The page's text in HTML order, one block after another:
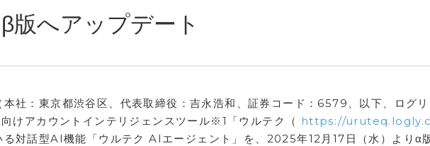
版へアップデート
本社：東京都渋谷区、代表取締役：吉永浩和、証券コード：6579、以下、ログ
けアカウントインテリジェンスツール※1「ウルテク（ https://
る対話型AI機能「ウルテク AIエージェント」を、2025年12月17日（水）よりα